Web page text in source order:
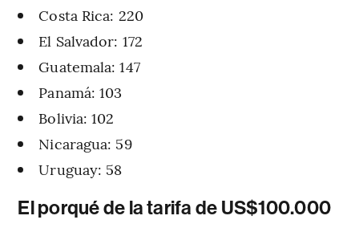
Costa Rica: 220
El Salvador: 172
Guatemala: 147
Panamá: 103
Bolivia: 102
Nicaragua: 59
Uruguay: 58
El porqué de la tarifa de US$100.000